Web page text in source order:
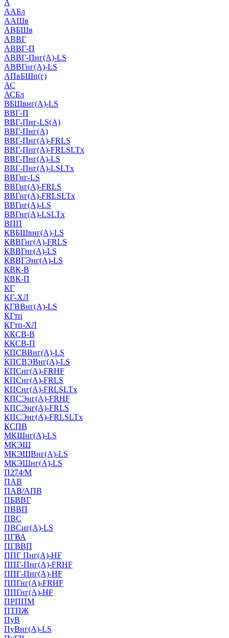
А
ААБл
ААШв
АВБШв
АВВГ
АВВГ-П
АВВГ-Пнг(А)-LS
АВВГнг(А)-LS
АПвБШп(г)
АС
АСБл
ВБШвнг(А)-LS
ВВГ-П
ВВГ-Пнг-LS(А)
ВВГ-Пнг(А)
ВВГ-Пнг(А)-FRLS
ВВГ-Пнг(А)-FRLSLTx
ВВГ-Пнг(А)-LS
ВВГ-Пнг(А)-LSLTx
ВВГнг-LS
ВВГнг(А)-FRLS
ВВГнг(А)-FRLSLTx
ВВГнг(А)-LS
ВВГнг(А)-LSLTx
ВПП
КВБШвнг(А)-LS
КВВГнг(А)-FRLS
КВВГнг(А)-LS
КВВГЭнг(А)-LS
КВК-В
КВК-П
КГ
КГ-ХЛ
КГВВнг(А)-LS
КГтп
КГтп-ХЛ
ККСВ-В
ККСВ-П
КПСВВнг(А)-LS
КПСВЭВнг(А)-LS
КПСнг(А)-FRHF
КПСнг(А)-FRLS
КПСнг(А)-FRLSLTx
КПСЭнг(А)-FRHF
КПСЭнг(А)-FRLS
КПСЭнг(А)-FRLSLTx
КСПВ
МКШнг(А)-LS
МКЭШ
МКЭШВнг(А)-LS
МКЭШнг(А)-LS
П274/М
ПАВ
ПАВ/АПВ
ПБВВГ
ПВВП
ПВС
ПВСнг(А)-LS
ПГВА
ПГВВП
ППГ Пнг(А)-HF
ППГ-Пнг(А)-FRHF
ППГ-Пнг(А)-HF
ППГнг(А)-FRHF
ППГнг(А)-HF
ПРППМ
ПТПЖ
ПуВ
ПуВнг(А)-LS